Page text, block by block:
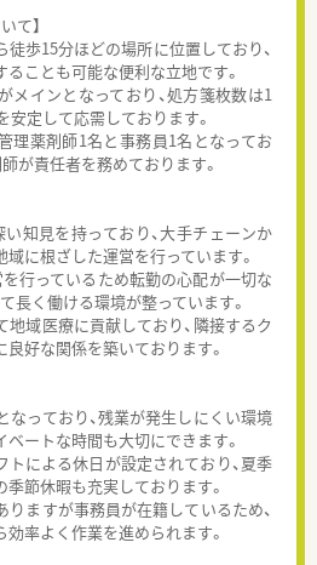
て】
歩15分ほどの場所に位置しており、
ことも可能な便利な立地です。
インとなっており、処方箋枚数は1
定して応需しております。
理薬剤師1名と事務員1名となってお
が責任者を務めております。
知見を持っており、大手チェーンか
に根ざした運営を行っています。
行っているため転勤の心配が一切な
長く働ける環境が整っています。
域医療に貢献しており、隣接するク
好な関係を築いております。
っており、残業が発生しにくい環境
ートな時間も大切にできます。
による休日が設定されており、夏季
節休暇も充実しております。
ますが事務員が在籍しているため、
率よく作業を進められます。